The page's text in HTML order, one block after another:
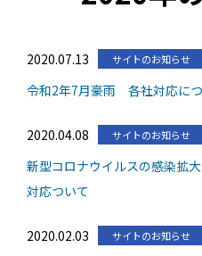
2020.07.13 サイトのお知らせ
令和2年7月豪雨 各社対応に
2020.04.08 サイトのお知らせ
新型コロナウイルスの感染拡
対応ついて
2020.02.03 サイトのお知らせ